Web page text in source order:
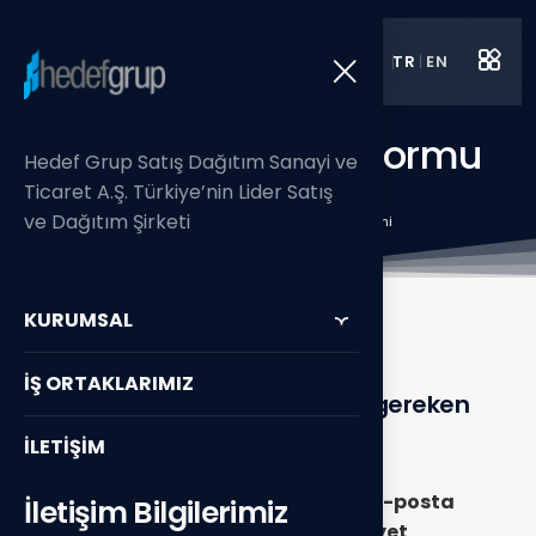
TR | EN
Hedef Grup Satış Dağıtım Sanayi ve
Ticaret A.Ş. Türkiye’nin Lider Satış
ve Dağıtım Şirketi
KURUMSAL
İŞ ORTAKLARIMIZ
İLETİŞİM
İletişim Bilgilerimiz
Web Sitesi İletişim Formu
Aydınlatma Metni
Anasayfa/ Web Sitesi İletişim Formu Aydınlatma Metni
İletişim formunda kullanılması gereken
aydınlatma metni:
soyad), iletişim(telefon numarası, e-posta